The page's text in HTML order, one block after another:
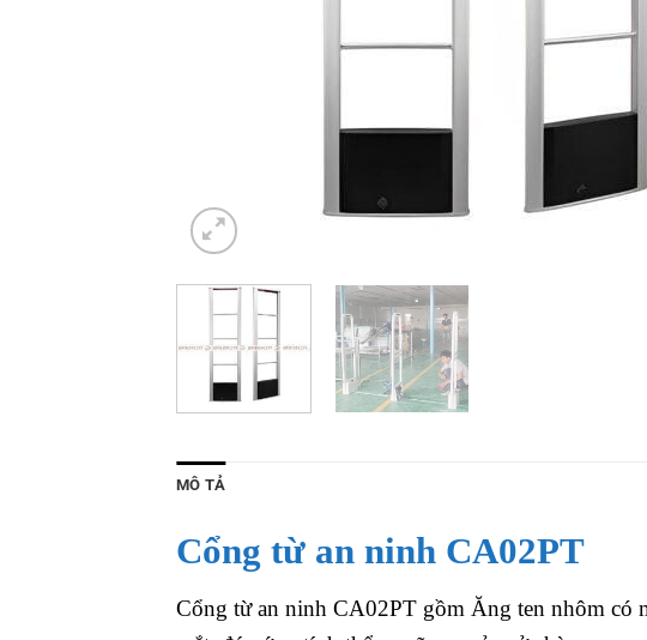
MÔ TẢ
Cổng từ an ninh CA02PT
Cổng từ an ninh CA02PT gồm Ăng ten nhôm có